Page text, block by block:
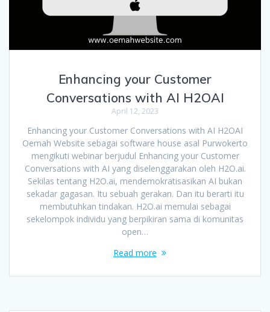
Enhancing your Customer
Conversations with AI H2OAI
April 12, 2023
Enhancing your Customer Conversations with AI H2OAI
Oemah Website sebagai software house asal Purwokerto
mengikuti webinar berjudul Enhancing your Customer
Conversations with AI yang diselenggarakan oleh H2O.ai.
Sekilas tentang H2O.ai, mendemokratisasikan AI bukan
sekadar gagasan. Itu sebuah gerakan. Dan itu berarti itu
membutuhkan tindakan. H2O.ai memulai sebagai
sekelompok individu yang berpikiran sama di komunitas
open…
Read more